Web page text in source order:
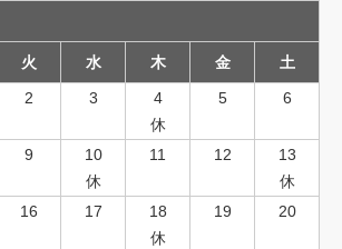
火 水 木 金
土
2 3
4
休
5 6
9
10
休
11 12
13
休
16 17
18
休
19 20